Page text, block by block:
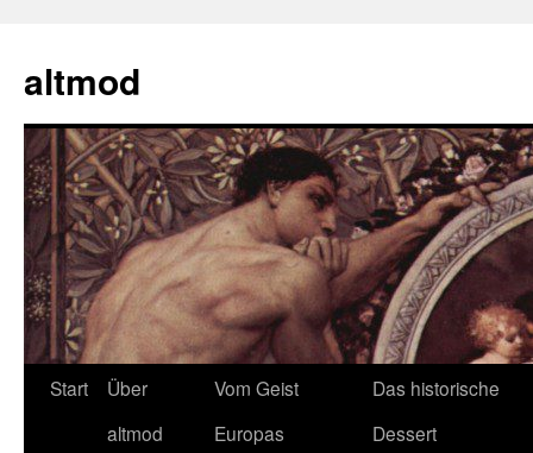
springen
altmod
Start
Über
altmod
Vom Geist
Europas
Das historische
Dessert